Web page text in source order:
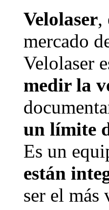
Velolaser,
mercado
Velolaser
medir la
un límite
Es un
están
ser el más